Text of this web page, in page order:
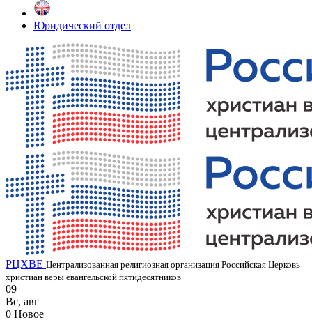
Юридический отдел
РЦХВЕ Централизованная религиозная организация Российская Церковь
христиан веры евангельской пятидесятников
09
Вс, авг
0 Новое